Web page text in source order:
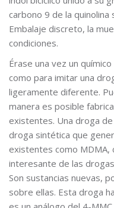
carbono 9 de la quinolina
Embalaje discreto, la
condiciones.
Érase una vez un
como para imitar una
ligeramente diferente.
manera es posible
existentes. Una droga
droga sintética que
existentes como MDMA,
interesante de las
Son sustancias nuevas,
sobre ellas. Esta droga